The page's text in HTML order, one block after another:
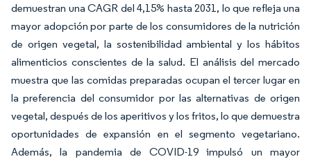
demuestran una CAGR del 4,15% hasta 2031, lo que refleja una
mayor adopción por parte de los consumidores de la nutrición
de origen vegetal, la sostenibilidad ambiental y los hábitos
alimenticios conscientes de la salud. El análisis del mercado
muestra que las comidas preparadas ocupan el tercer lugar en
la preferencia del consumidor por las alternativas de origen
vegetal, después de los aperitivos y los fritos, lo que demuestra
oportunidades de expansión en el segmento vegetariano.
Además, la pandemia de COVID-19 impulsó un mayor